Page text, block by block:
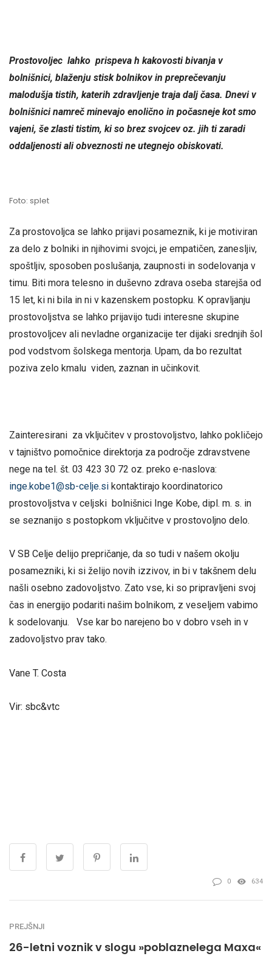
Prostovoljec lahko prispeva h kakovosti bivanja v
bolnišnici, blaženju stisk bolnikov in preprečevanju
malodušja tistih, katerih zdravljenje traja dalj časa. Dnevi v
bolnišnici namreč minevajo enolično in počasneje kot smo
vajeni, še zlasti tistim, ki so brez svojcev oz. jih ti zaradi
oddaljenosti ali obveznosti ne utegnejo obiskovati.
Foto: splet
Za prostovoljca se lahko prijavi posameznik, ki je motiviran
za delo z bolniki in njihovimi svojci, je empatičen, zanesljiv,
spoštljiv, sposoben poslušanja, zaupnosti in sodelovanja v
timu. Biti mora telesno in duševno zdrava oseba starejša od
15 let, ki ni bila in ni v kazenskem postopku. K opravljanju
prostovoljstva se lahko prijavijo tudi interesne skupine
prostovoljcev ali nevladne organizacije ter dijaki srednjih šol
pod vodstvom šolskega mentorja. Upam, da bo rezultat
poziva zelo kmalu viden, zaznan in učinkovit.
Zainteresirani za vključitev v prostovoljstvo, lahko pokličejo
v tajništvo pomočnice direktorja za področje zdravstvene
nege na tel. št. 03 423 30 72 oz. preko e-naslova:
inge.kobe1@sb-celje.si kontaktirajo koordinatorico
prostovoljstva v celjski bolnišnici Inge Kobe, dipl. m. s. in
se seznanijo s postopkom vključitve v prostovoljno delo.
V SB Celje delijo prepričanje, da so tudi v našem okolju
posamezniki, ki si želijo novih izzivov, in bi v takšnem delu
našli osebno zadovoljstvo. Zato vse, ki so pripravljeni svoj
čas in energijo podariti našim bolnikom, z veseljem vabimo
k sodelovanju. Vse kar bo narejeno bo v dobro vseh in v
zadovoljstvo prav tako.
Vane T. Costa
Vir: sbc&vtc
0 634
PREJŠNJI
26-letni voznik v slogu »poblaznelega Maxa«